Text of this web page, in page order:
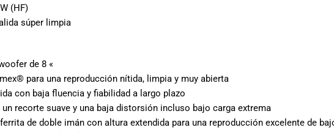
(HF)
súper limpia
de 8 «
para una reproducción nítida, limpia y muy abierta
con baja fluencia y fiabilidad a largo plazo
recorte suave y una baja distorsión incluso bajo carga extrema
de doble imán con altura extendida para una reproducción excelente de